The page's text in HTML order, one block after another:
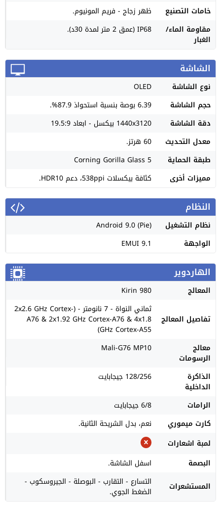
خامات التصنيع
ظهر زجاج - فريم المونيوم.
مقاومة الماء/
الغبار
IP68 (عمق 2 متر لمدة 30د).
الشاشة
نوع الشاشة
OLED
حجم الشاشة
6.39 بوصة بنسبة استحواذ 87.9%.
دقة الشاشة
1440x3120 بيكسل - ابعاد 19.5:9
معدل التحديث
60 هرتز.
طبقة الحماية
Corning Gorilla Glass 5
مميزات أخرى
كثافة بيكسلات 538ppi، دعم HDR10.
النظام
نظام التشغيل
Android 9.0 (Pie)
الواجهة
EMUI 9.1
الهاردوير
المعالج Kirin 980
تفاصيل المعالج
ثماني النواة - 7 نانومتر - (2x2.6 GHz Cortex-
A76 & 2x1.92 GHz Cortex-A76 & 4x1.8
GHz Cortex-A55)
معالج
الرسومات
Mali-G76 MP10
الذاكرة
الداخلية
128/256 جيجابايت
الرامات
6/8 جيجابايت
كارت ميموري
نعم، بدل الشريحة الثانية.
لمبة اشعارات
البصمة
اسفل الشاشة.
المستشعرات
التسارع - التقارب - البوصلة - الجيروسكوب -
الضغط الجوي.